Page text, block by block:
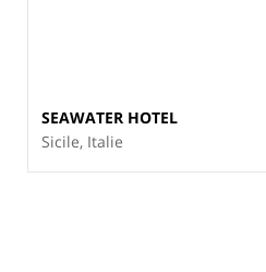
SEAWATER HOTEL
Sicile, Italie